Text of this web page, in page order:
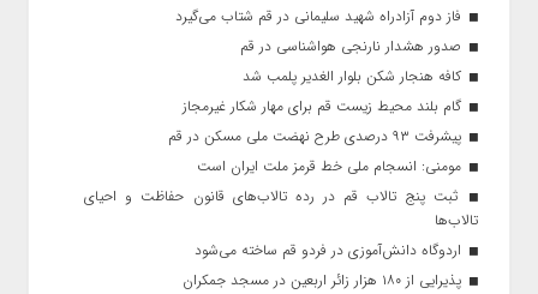
فاز دوم آزادراه شهید سلیمانی در قم شتاب می‌گیرد
صدور هشدار نارنجی هواشناسی در قم
کافه هنجار شکن بلوار الغدیر پلمب شد
گام بلند محیط زیست قم برای مهار شکار غیرمجاز
پیشرفت ۹۳ درصدی طرح نهضت ملی مسکن در قم
مومنی: انسجام ملی خط قرمز ملت ایران است
ثبت پنج تالاب قم در رده تالاب‌های قانون حفاظت و احیای
تالاب‌ها
اردوگاه دانش‌آموزی در فردو قم ساخته می‌شود
پذیرایی از ۱۸۰ هزار زائر اربعین در مسجد جمکران